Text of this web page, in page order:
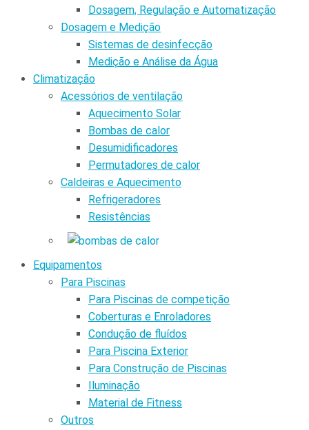
Dosagem, Regulação e Automatização
Dosagem e Medição
Sistemas de desinfecção
Medição e Análise da Água
Climatização
Acessórios de ventilação
Aquecimento Solar
Bombas de calor
Desumidificadores
Permutadores de calor
Caldeiras e Aquecimento
Refrigeradores
Resistências
Equipamentos
Para Piscinas
Para Piscinas de competição
Coberturas e Enroladores
Condução de fluídos
Para Piscina Exterior
Para Construção de Piscinas
Iluminação
Material de Fitness
Outros